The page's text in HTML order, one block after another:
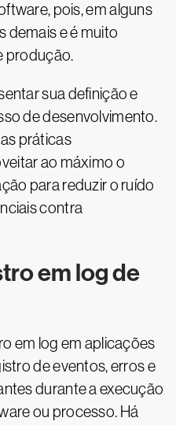
pois, em alguns
demais e é muito
produção.
sua definição e
de desenvolvimento.
práticas
ao máximo o
para reduzir o ruído
contra
em log de
em log em aplicações
de eventos, erros e
durante a execução
ou processo. Há